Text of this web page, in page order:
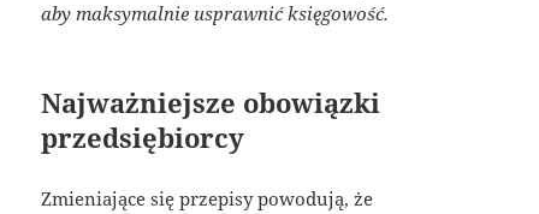
aby maksymalnie usprawnić księgowość.
Najważniejsze obowiązki
przedsiębiorcy
Zmieniające się przepisy powodują, że